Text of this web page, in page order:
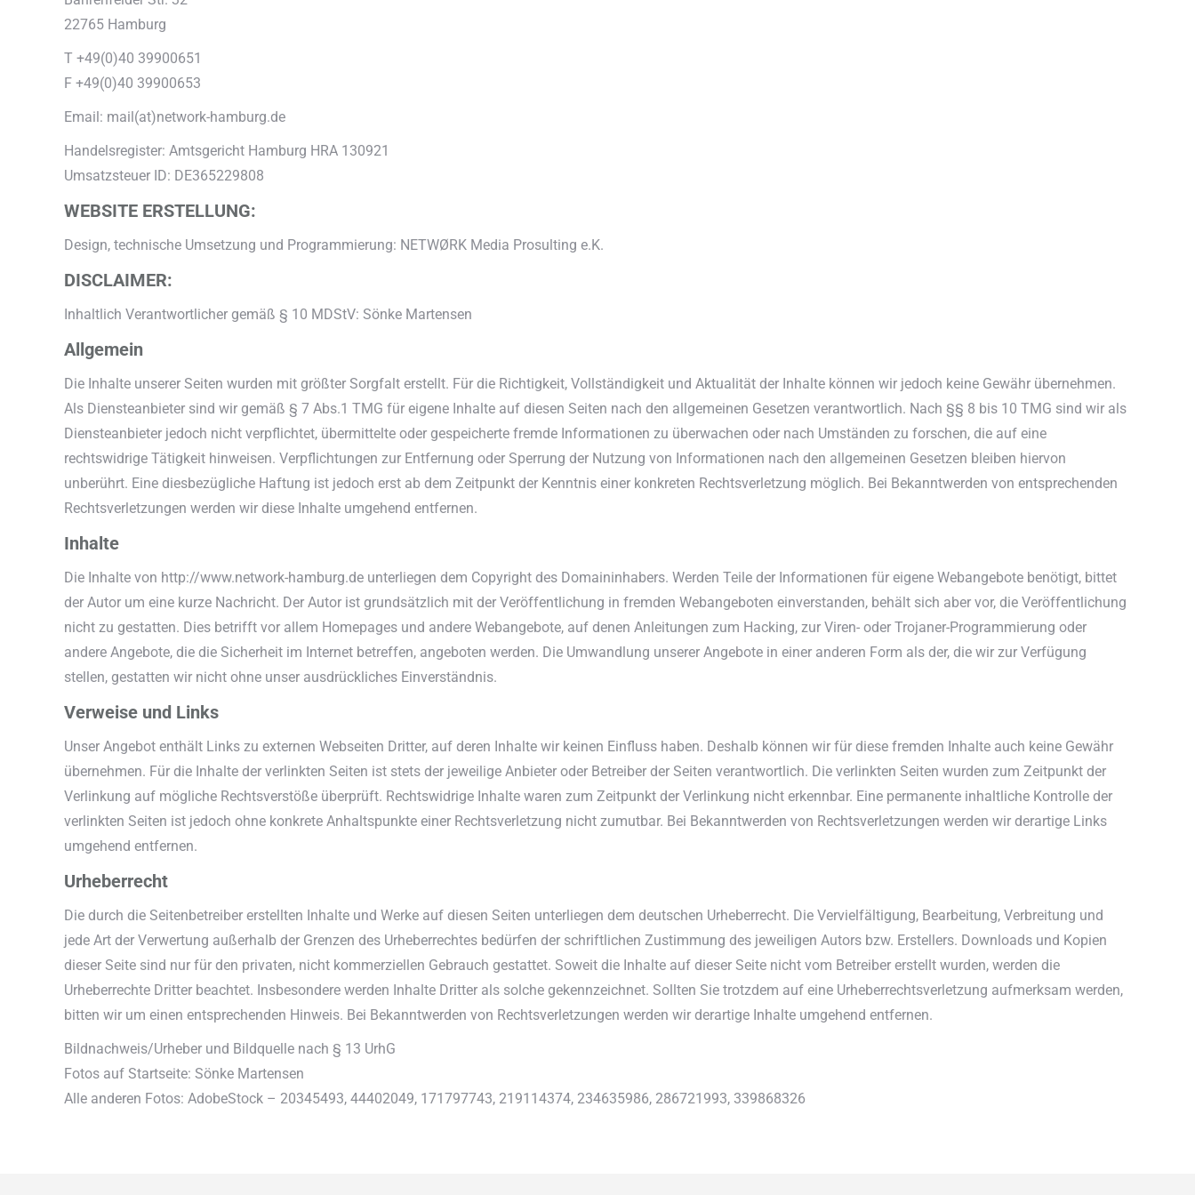
22765 Hamburg
T +49(0)40 39900651
F +49(0)40 39900653
Email: mail(at)network-hamburg.de
Handelsregister: Amtsgericht Hamburg HRA 130921
Umsatzsteuer ID: DE365229808
WEBSITE ERSTELLUNG:
Design, technische Umsetzung und Programmierung: NETWØRK Media Prosulting e.K.
DISCLAIMER:
Inhaltlich Verantwortlicher gemäß § 10 MDStV: Sönke Martensen
Allgemein
Die Inhalte unserer Seiten wurden mit größter Sorgfalt erstellt. Für die Richtigkeit, Vollständigkeit und Aktualität der Inhalte können wir jedoch keine Gewähr übernehmen.
Als Diensteanbieter sind wir gemäß § 7 Abs.1 TMG für eigene Inhalte auf diesen Seiten nach den allgemeinen Gesetzen verantwortlich. Nach §§ 8 bis 10 TMG sind wir als
Diensteanbieter jedoch nicht verpflichtet, übermittelte oder gespeicherte fremde Informationen zu überwachen oder nach Umständen zu forschen, die auf eine
rechtswidrige Tätigkeit hinweisen. Verpflichtungen zur Entfernung oder Sperrung der Nutzung von Informationen nach den allgemeinen Gesetzen bleiben hiervon
unberührt. Eine diesbezügliche Haftung ist jedoch erst ab dem Zeitpunkt der Kenntnis einer konkreten Rechtsverletzung möglich. Bei Bekanntwerden von entsprechenden
Rechtsverletzungen werden wir diese Inhalte umgehend entfernen.
Inhalte
Die Inhalte von http://www.network-hamburg.de unterliegen dem Copyright des Domaininhabers. Werden Teile der Informationen für eigene Webangebote benötigt, bittet
der Autor um eine kurze Nachricht. Der Autor ist grundsätzlich mit der Veröffentlichung in fremden Webangeboten einverstanden, behält sich aber vor, die Veröffentlichung
nicht zu gestatten. Dies betrifft vor allem Homepages und andere Webangebote, auf denen Anleitungen zum Hacking, zur Viren- oder Trojaner-Programmierung oder
andere Angebote, die die Sicherheit im Internet betreffen, angeboten werden. Die Umwandlung unserer Angebote in einer anderen Form als der, die wir zur Verfügung
stellen, gestatten wir nicht ohne unser ausdrückliches Einverständnis.
Verweise und Links
Unser Angebot enthält Links zu externen Webseiten Dritter, auf deren Inhalte wir keinen Einfluss haben. Deshalb können wir für diese fremden Inhalte auch keine Gewähr
übernehmen. Für die Inhalte der verlinkten Seiten ist stets der jeweilige Anbieter oder Betreiber der Seiten verantwortlich. Die verlinkten Seiten wurden zum Zeitpunkt der
Verlinkung auf mögliche Rechtsverstöße überprüft. Rechtswidrige Inhalte waren zum Zeitpunkt der Verlinkung nicht erkennbar. Eine permanente inhaltliche Kontrolle der
verlinkten Seiten ist jedoch ohne konkrete Anhaltspunkte einer Rechtsverletzung nicht zumutbar. Bei Bekanntwerden von Rechtsverletzungen werden wir derartige Links
umgehend entfernen.
Urheberrecht
Die durch die Seitenbetreiber erstellten Inhalte und Werke auf diesen Seiten unterliegen dem deutschen Urheberrecht. Die Vervielfältigung, Bearbeitung, Verbreitung und
jede Art der Verwertung außerhalb der Grenzen des Urheberrechtes bedürfen der schriftlichen Zustimmung des jeweiligen Autors bzw. Erstellers. Downloads und Kopien
dieser Seite sind nur für den privaten, nicht kommerziellen Gebrauch gestattet. Soweit die Inhalte auf dieser Seite nicht vom Betreiber erstellt wurden, werden die
Urheberrechte Dritter beachtet. Insbesondere werden Inhalte Dritter als solche gekennzeichnet. Sollten Sie trotzdem auf eine Urheberrechtsverletzung aufmerksam werden,
bitten wir um einen entsprechenden Hinweis. Bei Bekanntwerden von Rechtsverletzungen werden wir derartige Inhalte umgehend entfernen.
Bildnachweis/Urheber und Bildquelle nach § 13 UrhG
Fotos auf Startseite: Sönke Martensen
Alle anderen Fotos: AdobeStock – 20345493, 44402049, 171797743, 219114374, 234635986, 286721993, 339868326